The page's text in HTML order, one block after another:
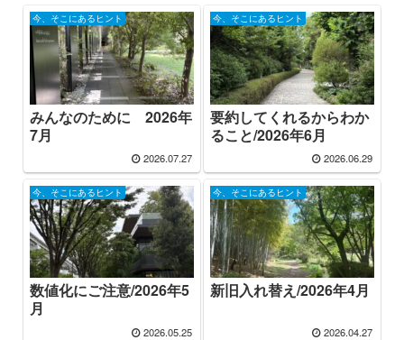
今、そこにあるヒント
みんなのために 2026年
7月
2026.07.27
今、そこにあるヒント
要約してくれるからわか
ること/2026年6月
2026.06.29
今、そこにあるヒント
数値化にご注意/2026年5
月
2026.05.25
今、そこにあるヒント
新旧入れ替え/2026年4月
2026.04.27